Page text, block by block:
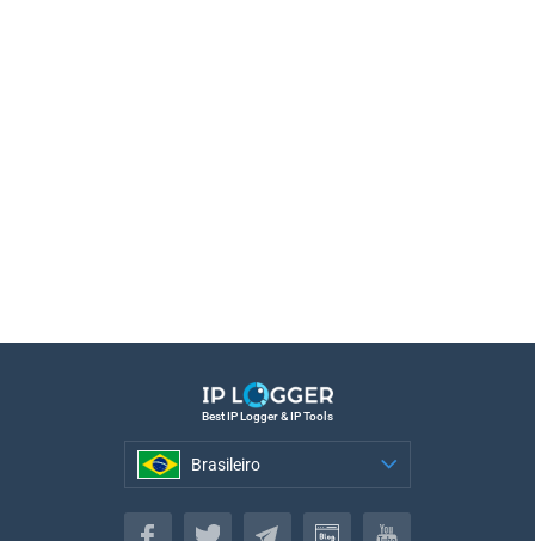
Best IP Logger & IP Tools
Brasileiro
Brasileiro